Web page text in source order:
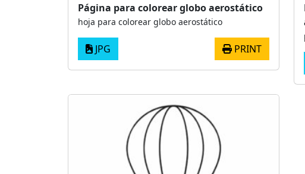
Página para colorear globo aerostático
hoja para colorear globo aerostático
JPG PRINT